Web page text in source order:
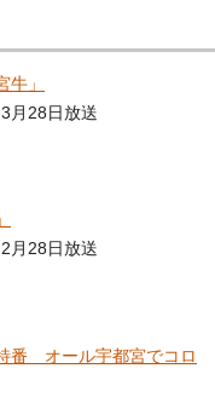
牛」
月28日放送
月28日放送
番 オール宇都宮でコロ